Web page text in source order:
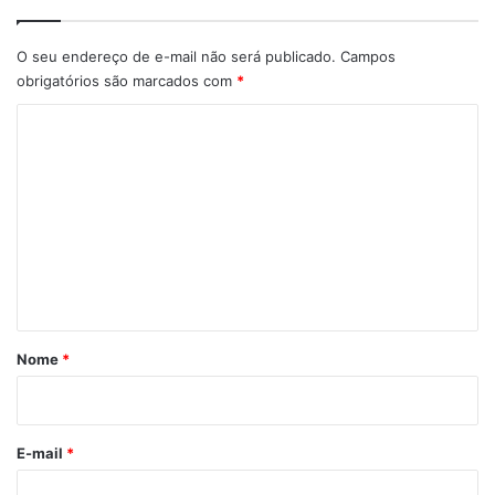
O seu endereço de e-mail não será publicado. Campos
obrigatórios são marcados com *
r
*
Nome *
E-mail *